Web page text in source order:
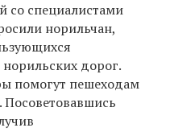
со специалистами
норильчан,
дорог.
помогут пешеходам
Посоветовавшись